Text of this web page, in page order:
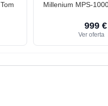
Millenium MPS-
999 €
Ver oferta